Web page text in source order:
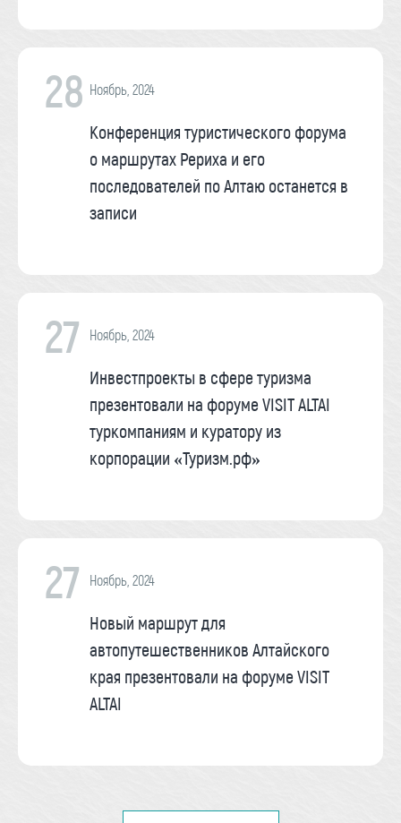
28 Ноябрь, 2024
Конференция туристического форума
о маршрутах Рериха и его
последователей по Алтаю останется в
записи
27 Ноябрь, 2024
Инвестпроекты в сфере туризма
презентовали на форуме VISIT ALTAI
туркомпаниям и куратору из
корпорации «Туризм.рф»
27 Ноябрь, 2024
Новый маршрут для
автопутешественников Алтайского
края презентовали на форуме VISIT
ALTAI